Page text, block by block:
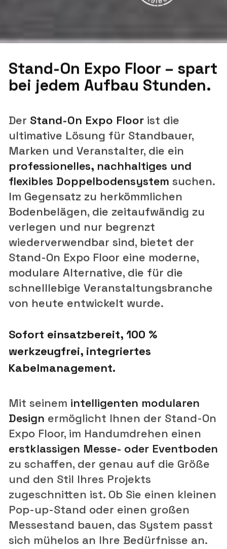
Stand-On Expo Floor – spart
bei jedem Aufbau Stunden.
Der Stand-On Expo Floorist die
ultimative Lösung für Standbauer,
Marken und Veranstalter, die ein
professionelles, nachhaltiges und
flexibles Doppelbodensystem suchen.
Im Gegensatz zu herkömmlichen
Bodenbelägen, die zeitaufwändig zu
verlegen und nur begrenzt
wiederverwendbar sind, bietet der
Stand-On Expo Floor eine moderne,
modulare Alternative, die für die
schnelllebige Veranstaltungsbranche
von heute entwickelt wurde.
Sofort einsatzbereit, 100 %
werkzeugfrei, integriertes
Kabelmanagement.
Mit seinem intelligenten modularen
Design ermöglicht Ihnen der Stand-On
Expo Floor, im Handumdrehen einen
erstklassigen Messe- oder Eventboden
zu schaffen, der genau auf die Größe
und den Stil Ihres Projekts
zugeschnitten ist. Ob Sie einen kleinen
Pop-up-Stand oder einen großen
Messestand bauen, das System passt
sich mühelos an Ihre Bedürfnisse an.